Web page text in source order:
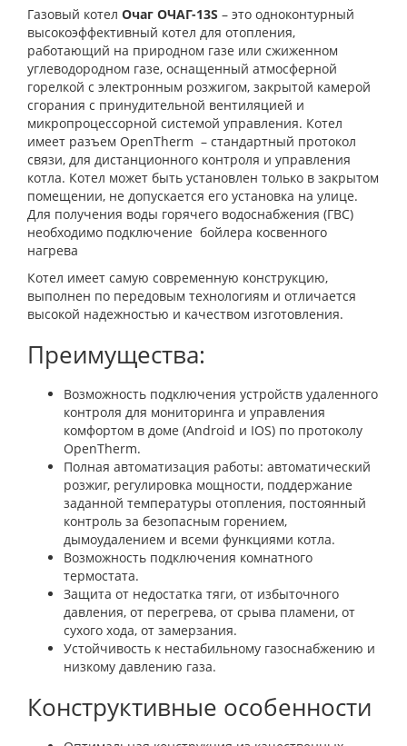
Газовый котел Очаг ОЧАГ-13S – это одноконтурный
высокоэффективный котел для отопления,
работающий на природном газе или сжиженном
углеводородном газе, оснащенный атмосферной
горелкой с электронным розжигом, закрытой камерой
сгорания с принудительной вентиляцией и
микропроцессорной системой управления. Котел
имеет разъем OpenTherm – стандартный протокол
связи, для дистанционного контроля и управления
котла. Котел может быть установлен только в закрытом
помещении, не допускается его установка на улице.
Для получения воды горячего водоснабжения (ГВС)
необходимо подключение бойлера косвенного
нагрева
Котел имеет самую современную конструкцию,
выполнен по передовым технологиям и отличается
высокой надежностью и качеством изготовления.
Преимущества:
Возможность подключения устройств удаленного
контроля для мониторинга и управления
комфортом в доме (Android и IOS) по протоколу
OpenTherm.
Полная автоматизация работы: автоматический
розжиг, регулировка мощности, поддержание
заданной температуры отопления, постоянный
контроль за безопасным горением,
дымоудалением и всеми функциями котла.
Возможность подключения комнатного
термостата.
Защита от недостатка тяги, от избыточного
давления, от перегрева, от срыва пламени, от
сухого хода, от замерзания.
Устойчивость к нестабильному газоснабжению и
низкому давлению газа.
Конструктивные особенности